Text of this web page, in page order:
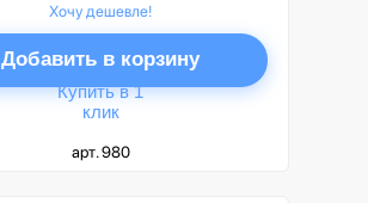
Хочу дешевле!
Добавить в корзину
Купить в 1
клик
арт. 980